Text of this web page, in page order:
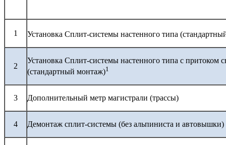
1 Установка Сплит-системы настенного типа
2
Установка Сплит-системы настенного типа с притоком
(стандартный монтаж)1
3 Дополнительный метр магистрали (трассы)
4 Демонтаж сплит-системы (без альпиниста и автовышки)